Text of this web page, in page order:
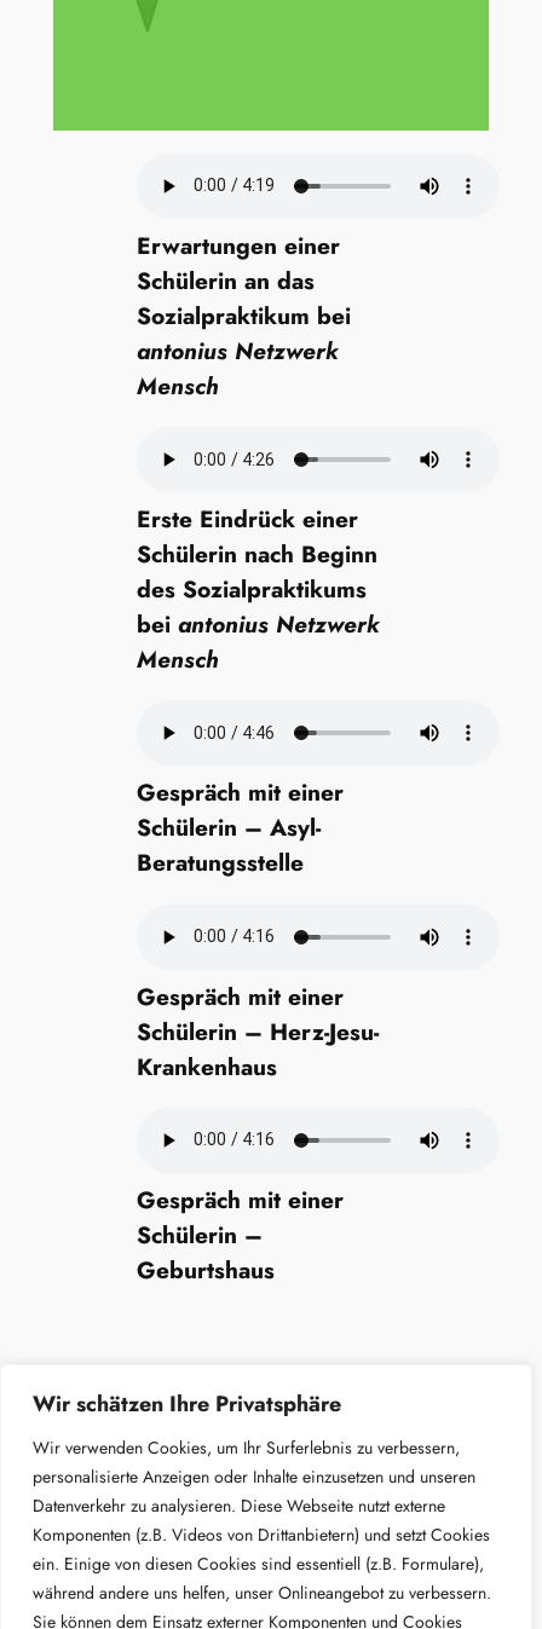
Wir schätzen Ihre Privatsphäre
Wir verwenden Cookies, um Ihr Surferlebnis zu verbessern,
personalisierte Anzeigen oder Inhalte einzusetzen und unseren
Datenverkehr zu analysieren. Diese Webseite nutzt externe
Komponenten (z.B. Videos von Drittanbietern) und setzt Cookies
ein. Einige von diesen Cookies sind essentiell (z.B. Formulare),
während andere uns helfen, unser Onlineangebot zu verbessern.
Sie können dem Einsatz externer Komponenten und Cookies
Erwartungen einer
Schülerin an das
Sozialpraktikum bei
antonius Netzwerk
Mensch
Erste Eindrück einer
Schülerin nach Beginn
des Sozialpraktikums
bei antonius Netzwerk
Mensch
Gespräch mit einer
Schülerin – Asyl-
Beratungsstelle
Gespräch mit einer
Schülerin – Herz-Jesu-
Krankenhaus
Gespräch mit einer
Schülerin –
Geburtshaus
Marienschule Fulda
Impressum
Datenschutz